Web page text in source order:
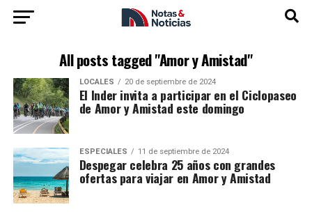
All posts tagged "Amor y Amistad"
LOCALES 20 de septiembre de 2024
El Inder invita a participar en el Ciclopaseo
de Amor y Amistad este domingo
ESPECIALES 11 de septiembre de 2024
Despegar celebra 25 años con grandes
ofertas para viajar en Amor y Amistad